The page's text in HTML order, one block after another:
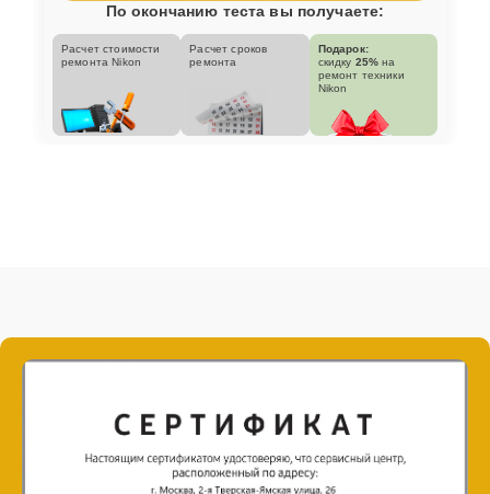
По окончанию теста вы получаете:
Расчет стоимости
ремонта Nikon
Расчет сроков
ремонта
Подарок:
скидку 25% на
ремонт техники
Nikon